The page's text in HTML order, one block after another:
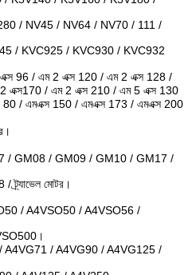
/ NV45 / NV64 / NV70 / 111 /
/ KVC925 / KVC930 / KVC932
96 / এম 2 এক্স 120 / এম 2 এক্স 128 /
এক্স170 / এম 2 এক্স 210 / এম 5 এক্স 130
/ এমএক্স 150 / এমএক্স 173 / এমএক্স 200
/ GM08 / GM09 / GM10 / GM17 /
মোটর।
/ A4VSO50 / A4VSO56 /
/ A4VG90 / A4VG125 /